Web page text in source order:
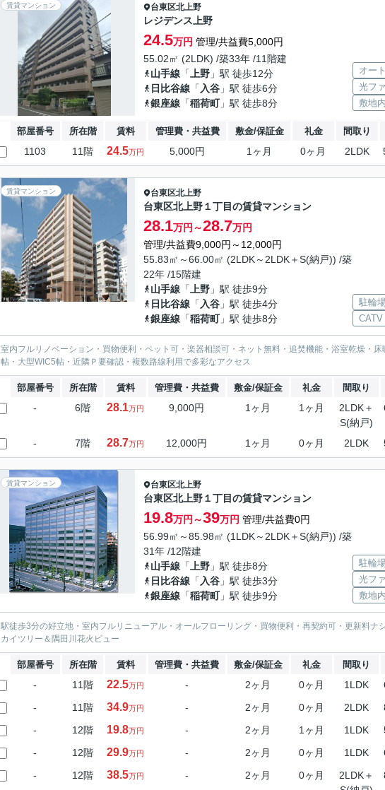
賃貸マンション 台東区北上野
レジデンス上野
24.5万円 管理/共益費5,000円
55.02㎡ (2LDK) /築33年 /11階建
山手線 「 上野 」駅 徒歩12分
日比谷線 「 入谷 」駅 徒歩6分
銀座線 「稲荷町」駅 徒歩8分
オー
光フ
敷地
部屋番号 所在階 賃料 管理費・共益費 敷金/保証金 礼金 間取り
1103 11階 24.5万円 5,000円 1ヶ月 0ヶ月 2LDK
賃貸マンション 台東区北上野
台東区北上野１丁目の賃貸マンション
28.1万円～28.7万円
管理/共益費9,000円～12,000円
55.83㎡～66.00㎡ (2LDK～2LDK＋S(納戸)) /築
22年 /15階建
山手線 「 上野 」駅 徒歩9分
日比谷線 「 入谷 」駅 徒歩4分
銀座線 「稲荷町」駅 徒歩8分
駐輪
CATV
室内フルリノベーション・買物便利・ペット可・楽器相談可・ネット無料・追焚機能・浴室乾燥・
帖・大型WIC5帖・近隣Ｐ要確認・複数路線利用で多彩なアクセス
部屋番号 所在階 賃料 管理費・共益費 敷金/保証金 礼金 間取り
- 6階 28.1万円 9,000円 1ヶ月 1ヶ月
2LDK＋
S(納戸)
- 7階 28.7万円 12,000円 1ヶ月 0ヶ月 2LDK
賃貸マンション 台東区北上野
台東区北上野１丁目の賃貸マンション
19.8万円～39万円 管理/共益費0円
56.99㎡～85.98㎡ (1LDK～2LDK＋S(納戸)) /築
31年 /12階建
山手線 「 上野 」駅 徒歩8分
日比谷線 「 入谷 」駅 徒歩3分
銀座線 「稲荷町」駅 徒歩9分
駐輪
光フ
敷地
駅徒歩3分の好立地・室内フルリニューアル・オールフローリング・買物便利・再契約可・更新料ナ
カイツリー＆隅田川花火ビュー
部屋番号 所在階 賃料 管理費・共益費 敷金/保証金 礼金 間取り
- 11階 22.5万円 - 2ヶ月 0ヶ月 1LDK
- 11階 34.9万円 - 2ヶ月 0ヶ月 2LDK
- 12階 19.8万円 - 2ヶ月 1ヶ月 1LDK
- 12階 29.9万円 - 2ヶ月 0ヶ月 1LDK
- 12階 38.5万円 - 2ヶ月 0ヶ月
2LDK＋